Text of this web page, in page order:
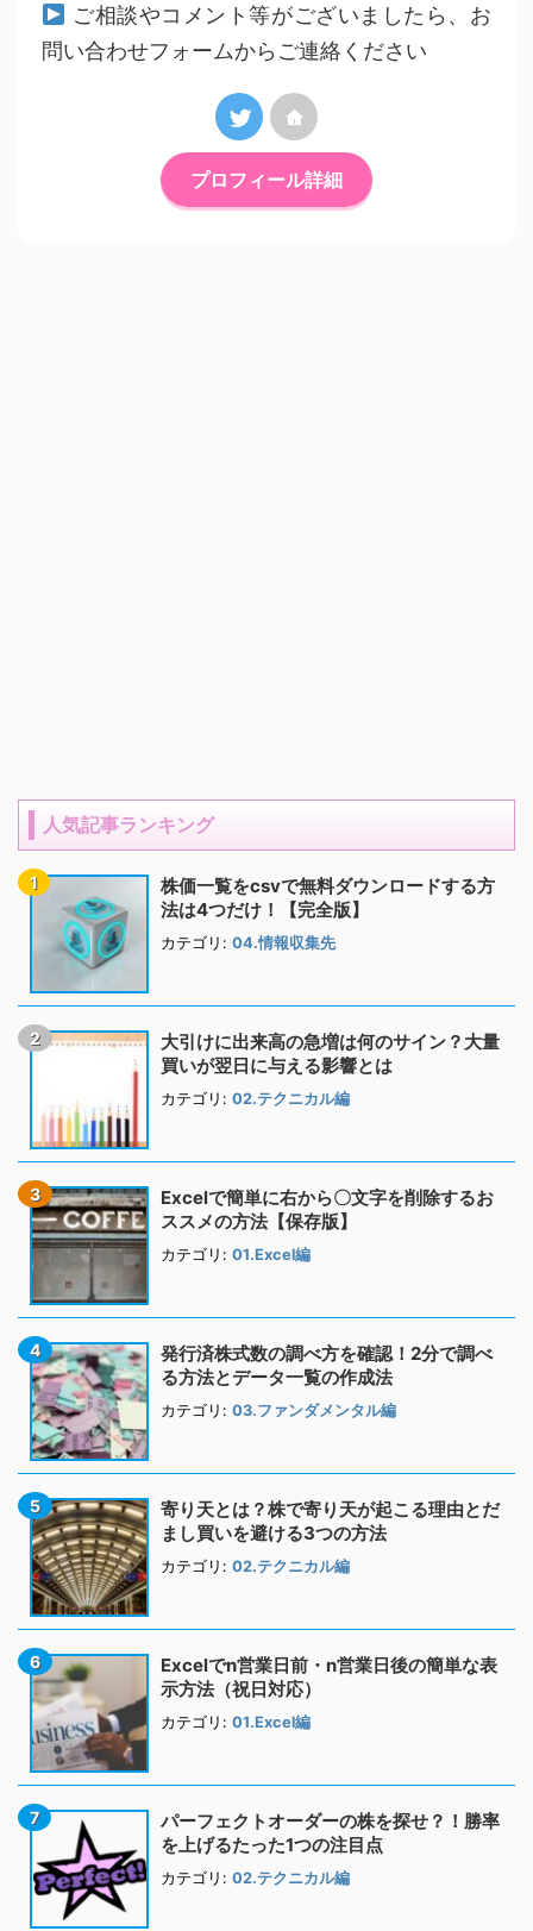
ご相談やコメント等がございましたら、お
問い合わせフォームからご連絡ください
プロフィール詳細
人気記事ランキング
株価一覧をcsvで無料ダウンロードする方
法は4つだけ！【完全版】
カテゴリ: 04.情報収集先
大引けに出来高の急増は何のサイン？大量
買いが翌日に与える影響とは
カテゴリ: 02.テクニカル編
Excelで簡単に右から〇文字を削除するお
ススメの方法【保存版】
カテゴリ: 01.Excel編
発行済株式数の調べ方を確認！2分で調べ
る方法とデータ一覧の作成法
カテゴリ: 03.ファンダメンタル編
寄り天とは？株で寄り天が起こる理由とだ
まし買いを避ける3つの方法
カテゴリ: 02.テクニカル編
Excelでn営業日前・n営業日後の簡単な表
示方法（祝日対応）
カテゴリ: 01.Excel編
パーフェクトオーダーの株を探せ？！勝率
を上げるたった1つの注目点
カテゴリ: 02.テクニカル編